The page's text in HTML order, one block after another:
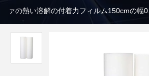
ァの熱い溶解の付着力フィルム150cmの幅